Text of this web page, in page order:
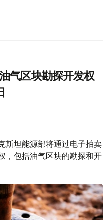
气区块勘探开发权
斯坦能源部将通过电子拍卖
，包括油气区块的勘探和开